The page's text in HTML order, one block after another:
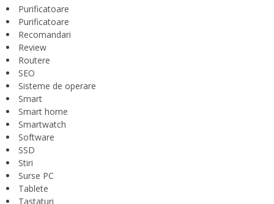
Purificatoare
Purificatoare
Recomandari
Review
Routere
SEO
Sisteme de operare
Smart
Smart home
Smartwatch
Software
SSD
Stiri
Surse PC
Tablete
Tastaturi